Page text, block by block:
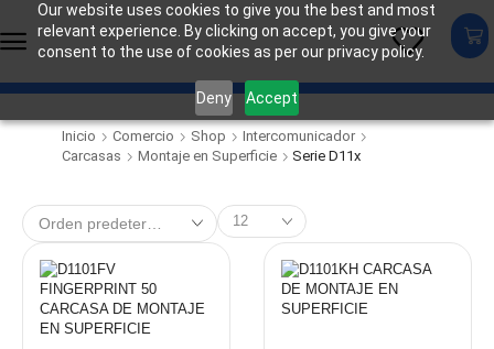
Our website uses cookies to give you the best and most
relevant experience. By clicking on accept, you give your
consent to the use of cookies as per our privacy policy.
Deny Accept
Inicio Comercio Shop
Intercomunicador
Carcasas
Montaje en Superficie Serie D11x